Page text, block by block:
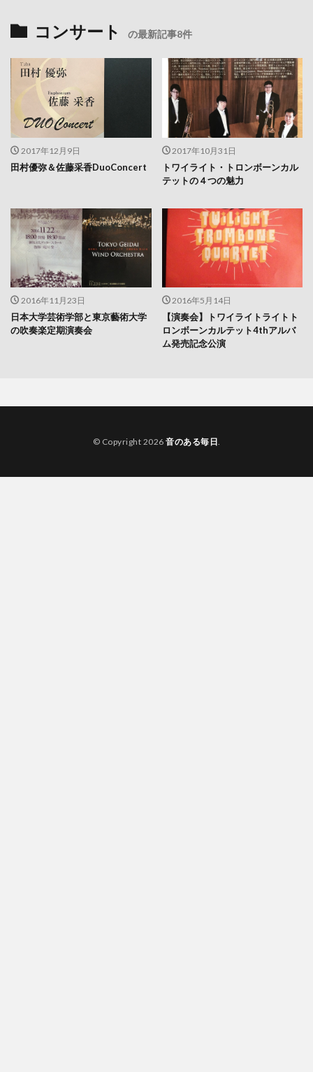
コンサート の最新記事8件
2017年12月9日
田村優弥＆佐藤采香DuoConcert
2017年10月31日
トワイライト・トロンボーンカル
テットの４つの魅力
2016年11月23日
日本大学芸術学部と東京藝術大学
の吹奏楽定期演奏会
2016年5月14日
【演奏会】トワイライトライトト
ロンボーンカルテット4thアルバ
ム発売記念公演
© Copyright 2026 音のある毎日.